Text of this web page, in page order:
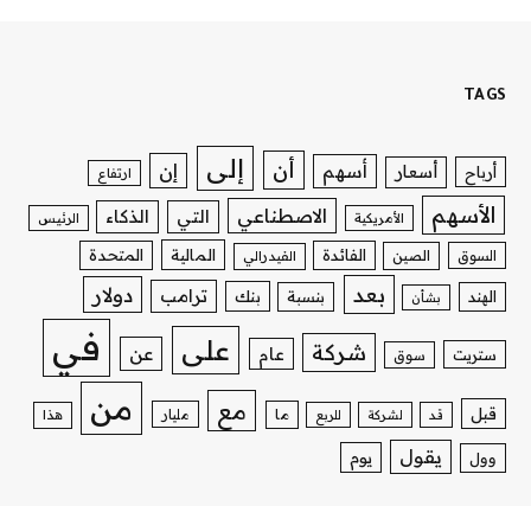
TAGS
أرباح أسعار أسهم أن إلى إن ارتفاع
الأسهم الأمريكية الاصطناعي التي الذكاء الرئيس
السوق الصين الفائدة الفيدرالي المالية المتحدة
الهند بشأن بعد بنسبة بنك ترامب دولار
ستريت سوق شركة عام على عن في
قبل قد لشركة للربع ما مع مليار من هذا
وول يقول يوم